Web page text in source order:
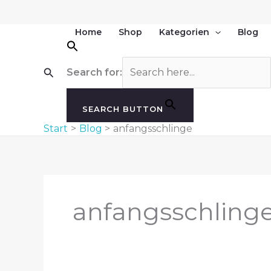
Suchen
Home Shop Kategorien Blog
Search for:
SEARCH BUTTON
Start Blog anfangsschlinge